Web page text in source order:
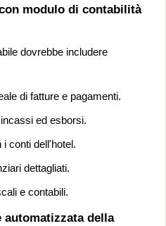
modulo di contabilità
dovrebbe includere
di fatture e pagamenti.
ed esborsi.
i conti dell'hotel.
dettagliati.
e contabili.
automatizzata della